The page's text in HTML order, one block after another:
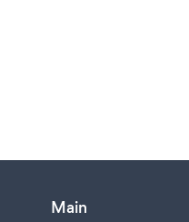
Main